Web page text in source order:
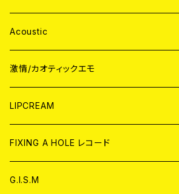
Acoustic
JAPAN
CD
ANALOG
WORLD
CD
ANALOG
激情/カオティックエモ
JAPAN
CD
ANALOG
WORLD
CD
LIPCREAM
CD
アナログ
FIXING A HOLE レコード
G.I.S.M